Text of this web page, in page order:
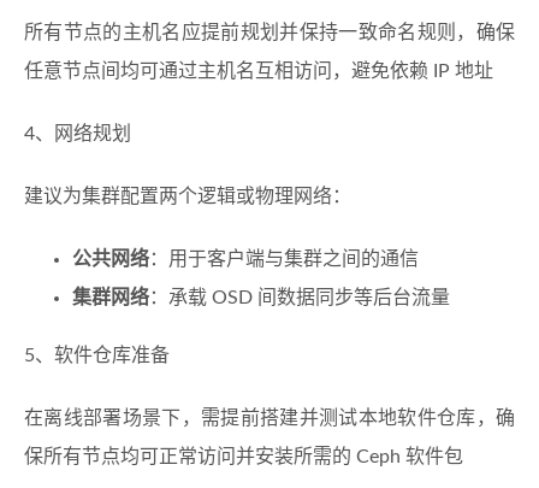
所有节点的主机名应提前规划并保持一致命名规则，确保
任意节点间均可通过主机名互相访问，避免依赖 IP 地址
4、网络规划
建议为集群配置两个逻辑或物理网络：
公共网络：用于客户端与集群之间的通信
集群网络：承载 OSD 间数据同步等后台流量
5、软件仓库准备
在离线部署场景下，需提前搭建并测试本地软件仓库，确
保所有节点均可正常访问并安装所需的 Ceph 软件包